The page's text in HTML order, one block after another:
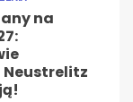
na
Neustrelitz